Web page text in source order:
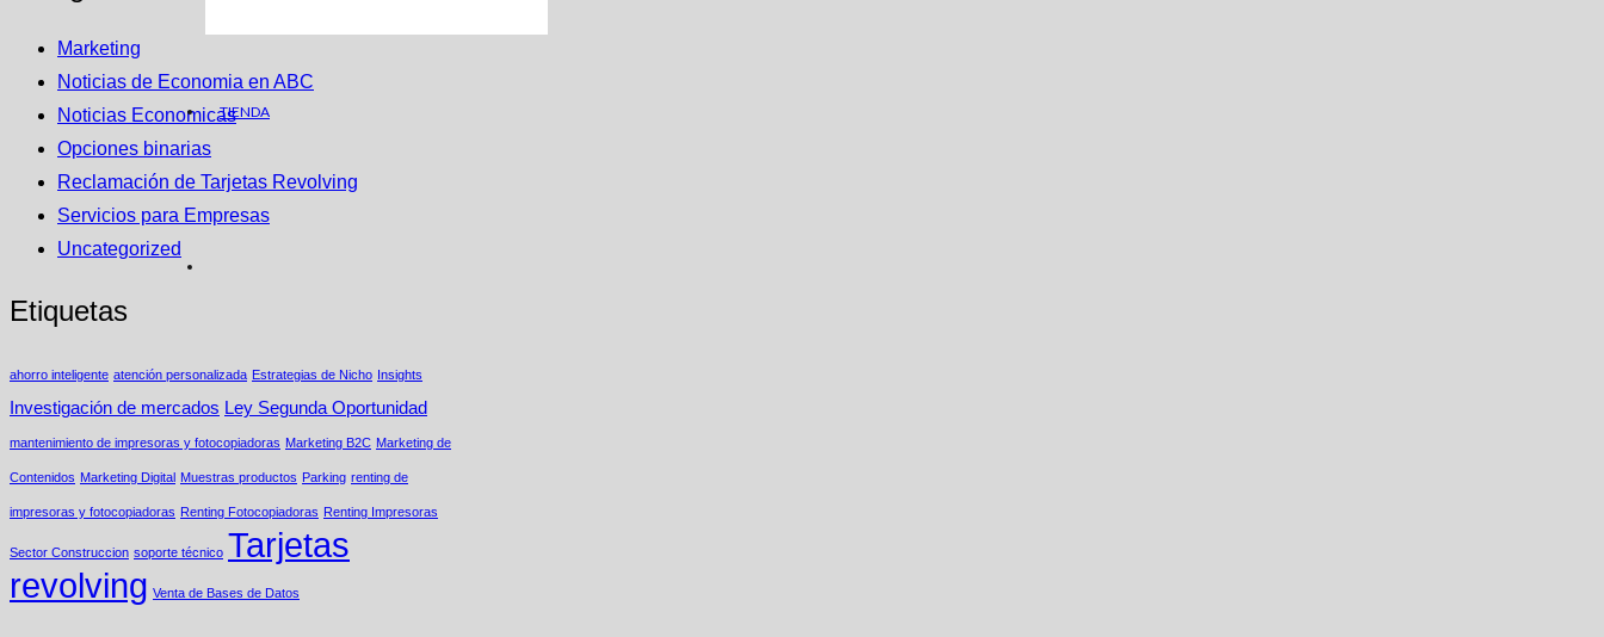
TIENDA
Marketing
Noticias de Economia en ABC
Noticias Economicas
Opciones binarias
Reclamación de Tarjetas Revolving
Servicios para Empresas
Uncategorized
Etiquetas
ahorro inteligente atención personalizada Estrategias de Nicho Insights
Investigación de mercados Ley Segunda Oportunidad
mantenimiento de impresoras y fotocopiadoras Marketing B2C Marketing de
Contenidos Marketing Digital Muestras productos Parking renting de
impresoras y fotocopiadoras Renting Fotocopiadoras Renting Impresoras
Sector Construccion soporte técnico Tarjetas
revolving Venta de Bases de Datos